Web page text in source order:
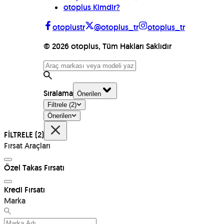
otoplus Kimdir?
otoplustr
@otoplus_tr
otoplus_tr
© 2026 otoplus, Tüm Hakları Saklıdır
Sıralama Önerilen
Filtrele (2)
Önerilen
FİLTRELE (2)
Fırsat Araçları
Özel Takas Fırsatı
Kredi Fırsatı
Marka